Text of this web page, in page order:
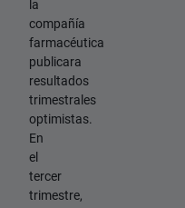
la
compañía
farmacéutica
publicara
resultados
trimestrales
optimistas.
En
el
tercer
trimestre,